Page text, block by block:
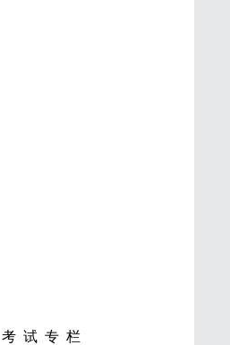
试专栏